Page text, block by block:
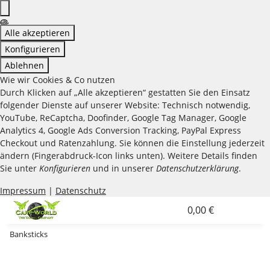
Alle akzeptieren
Konfigurieren
Ablehnen
Wie wir Cookies & Co nutzen
Durch Klicken auf „Alle akzeptieren“ gestatten Sie den Einsatz
folgender Dienste auf unserer Website: Technisch notwendig,
YouTube, ReCaptcha, Doofinder, Google Tag Manager, Google
Analytics 4, Google Ads Conversion Tracking, PayPal Express
Checkout und Ratenzahlung. Sie können die Einstellung jederzeit
ändern (Fingerabdruck-Icon links unten). Weitere Details finden
Sie unter Konfigurieren und in unserer Datenschutzerklärung.
Impressum | Datenschutz
0,00 €
Banksticks